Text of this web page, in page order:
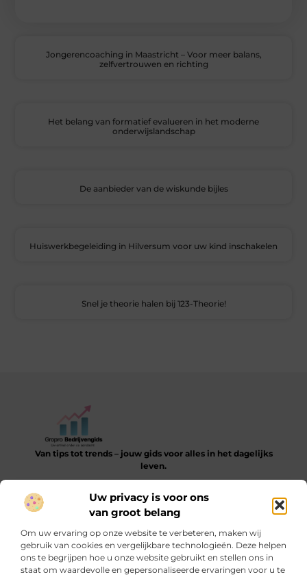
Uw privacy is voor ons
van groot belang
Om uw ervaring op onze website te verbeteren, maken wij
gebruik van cookies en vergelijkbare technologieën. Deze helpen
ons te begrijpen hoe u onze website gebruikt en stellen ons in
staat om waardevolle en gepersonaliseerde ervaringen voor u te
Jongerencoaching in Maastricht – Voor meer balans,
zelfvertrouwen en richting
Het belang van formatief evalueren in het moderne
onderwijslandschap
De aanbieder van de wiskunde bijles
Huiswerkbegeleiding in Hilversum voor uw kind inschakelen
Snel je theorie halen bij 123-Theorie!
Van tips tot trends – jouw gids voor alles in het dagelijks
leven.
helpen bij het ontdekken, leren en verbeteren van je dagelijkse
routine.
Bericht categorie